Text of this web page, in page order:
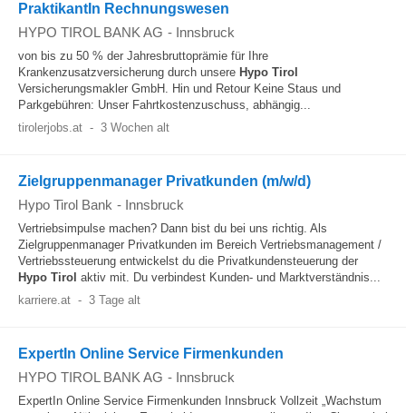
PraktikantIn Rechnungswesen
HYPO TIROL BANK AG - Innsbruck
von bis zu 50 % der Jahresbruttoprämie für Ihre
Krankenzusatzversicherung durch unsere Hypo Tirol
Versicherungsmakler GmbH. Hin und Retour Keine Staus und
Parkgebühren: Unser Fahrtkostenzuschuss, abhängig...
tirolerjobs.at - 3 Wochen alt
Zielgruppenmanager Privatkunden (m/w/d)
Hypo Tirol Bank - Innsbruck
Vertriebsimpulse machen? Dann bist du bei uns richtig. Als
Zielgruppenmanager Privatkunden im Bereich Vertriebsmanagement /
Vertriebssteuerung entwickelst du die Privatkundensteuerung der
Hypo Tirol aktiv mit. Du verbindest Kunden- und Marktverständnis...
karriere.at - 3 Tage alt
ExpertIn Online Service Firmenkunden
HYPO TIROL BANK AG - Innsbruck
ExpertIn Online Service Firmenkunden Innsbruck Vollzeit „Wachstum